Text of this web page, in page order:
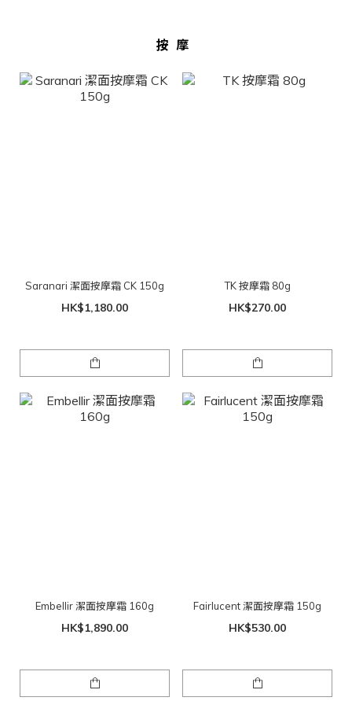
按摩
Saranari 潔面按摩霜 CK 150g
HK$1,180.00
TK 按摩霜 80g
HK$270.00
Embellir 潔面按摩霜 160g
HK$1,890.00
Fairlucent 潔面按摩霜 150g
HK$530.00